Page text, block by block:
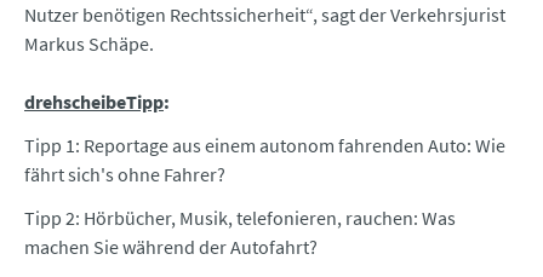
Nutzer benötigen Rechtssicherheit“, sagt der Verkehrsjurist
Markus Schäpe.
drehscheibeTipp:
Tipp 1: Reportage aus einem autonom fahrenden Auto: Wie
fährt sich's ohne Fahrer?
Tipp 2: Hörbücher, Musik, telefonieren, rauchen: Was
machen Sie während der Autofahrt?